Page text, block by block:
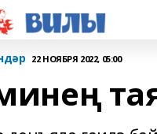
22 НОЯБРЯ 2022, 05:00